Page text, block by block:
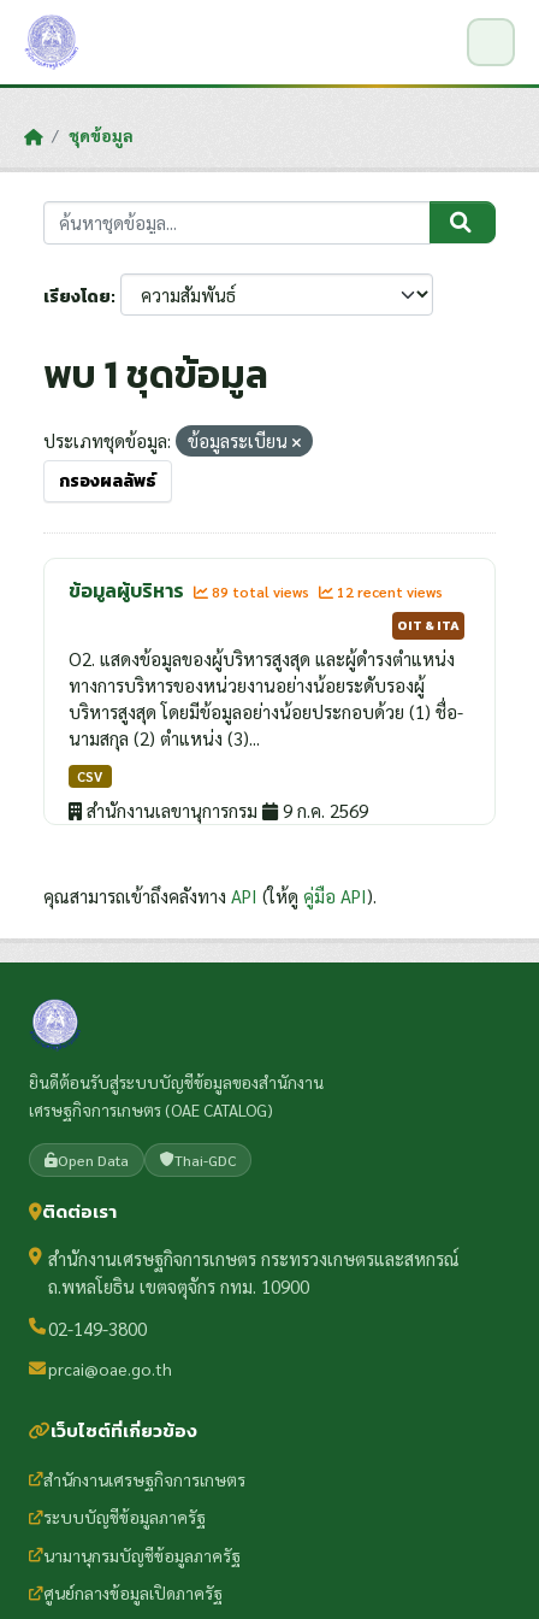
Skip to main content
ชุดข้อมูล
เรียงโดย
พบ 1 ชุดข้อมูล
ประเภทชุดข้อมูล: ข้อมูลระเบียน
กรองผลลัพธ์
ข้อมูลผู้บริหาร 89 total views
12 recent views
OIT & ITA
O2. แสดงข้อมูลของผู้บริหารสูงสุด และผู้ดำรงตำแหน่ง
ทางการบริหารของหน่วยงานอย่างน้อยระดับรองผู้
บริหารสูงสุด โดยมีข้อมูลอย่างน้อยประกอบด้วย (1) ชื่อ-
นามสกุล (2) ตำแหน่ง (3)...
CSV
สำนักงานเลขานุการกรม 9 ก.ค. 2569
คุณสามารถเข้าถึงคลังทาง API (ให้ดู คู่มือ API).
ยินดีต้อนรับสู่ระบบบัญชีข้อมูลของสำนักงาน
เศรษฐกิจการเกษตร (OAE CATALOG)
Open Data Thai-GDC
ติดต่อเรา
สำนักงานเศรษฐกิจการเกษตร กระทรวงเกษตรและสหกรณ์
ถ.พหลโยธิน เขตจตุจักร กทม. 10900
02-149-3800
prcai@oae.go.th
เว็บไซต์ที่เกี่ยวข้อง
สำนักงานเศรษฐกิจการเกษตร
ระบบบัญชีข้อมูลภาครัฐ
นามานุกรมบัญชีข้อมูลภาครัฐ
ศูนย์กลางข้อมูลเปิดภาครัฐ